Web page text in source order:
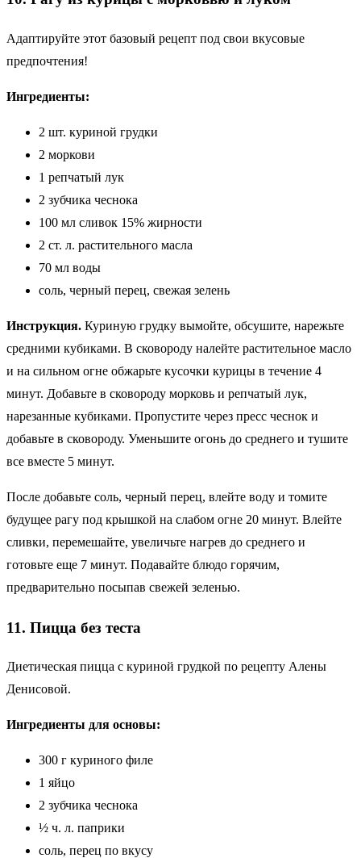
Адаптируйте этот базовый рецепт под свои вкусовые
предпочтения!
Ингредиенты:
2 шт. куриной грудки
2 моркови
1 репчатый лук
2 зубчика чеснока
100 мл сливок 15% жирности
2 ст. л. растительного масла
70 мл воды
соль, черный перец, свежая зелень
Инструкция. Куриную грудку вымойте, обсушите, нарежьте
средними кубиками. В сковороду налейте растительное масло
и на сильном огне обжарьте кусочки курицы в течение 4
минут. Добавьте в сковороду морковь и репчатый лук,
нарезанные кубиками. Пропустите через пресс чеснок и
добавьте в сковороду. Уменьшите огонь до среднего и тушите
все вместе 5 минут.
После добавьте соль, черный перец, влейте воду и томите
будущее рагу под крышкой на слабом огне 20 минут. Влейте
сливки, перемешайте, увеличьте нагрев до среднего и
готовьте еще 7 минут. Подавайте блюдо горячим,
предварительно посыпав свежей зеленью.
11. Пицца без теста
Диетическая пицца с куриной грудкой по рецепту Алены
Денисовой.
Ингредиенты для основы:
300 г куриного филе
1 яйцо
2 зубчика чеснока
½ ч. л. паприки
соль, перец по вкусу